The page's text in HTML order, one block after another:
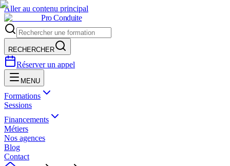
Aller au contenu principal
Pro Conduite
RECHERCHER
Réserver un appel
MENU
Formations
Sessions
Financements
Métiers
Nos agences
Blog
Contact